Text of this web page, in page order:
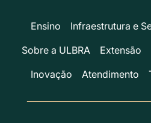
Ensino Infraestrutura e
Sobre a ULBRA
Extensão
Inovação
Atendimento